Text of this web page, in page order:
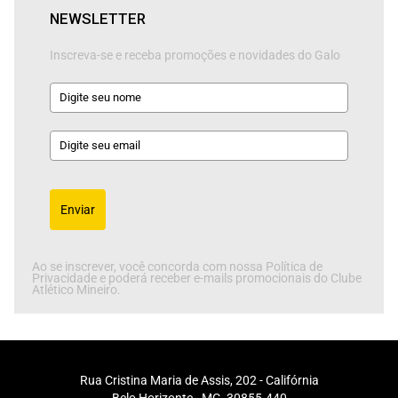
NEWSLETTER
Inscreva-se e receba promoções e novidades do Galo
Enviar
Ao se inscrever, você concorda com nossa Política de
Privacidade e poderá receber e-mails promocionais do Clube
Atlético Mineiro.
Rua Cristina Maria de Assis, 202 - Califórnia